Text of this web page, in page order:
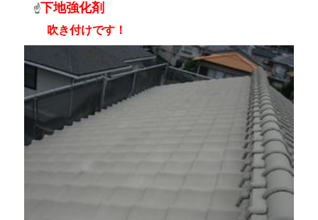
☝下地強化剤
吹き付けです！